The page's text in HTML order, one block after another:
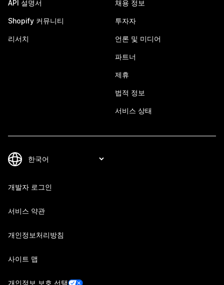
API 설명서
Shopify 커뮤니티
리서치
채용 정보
투자자
언론 및 미디어
파트너
제휴
법적 정보
서비스 상태
개발자 로그인
서비스 약관
개인정보처리방침
사이트 맵
개인정보 보호 선택